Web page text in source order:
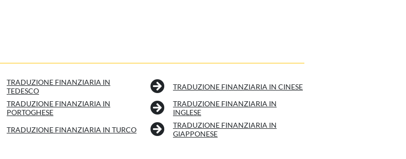
TRADUZIONE FINANZIARIA IN
TEDESCO
TRADUZIONE FINANZIARIA IN CINESE
TRADUZIONE FINANZIARIA IN
PORTOGHESE
TRADUZIONE FINANZIARIA IN
INGLESE
TRADUZIONE FINANZIARIA IN TURCO
TRADUZIONE FINANZIARIA IN
GIAPPONESE